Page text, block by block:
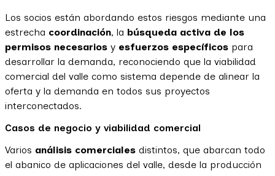
Los socios están abordando estos riesgos mediante una
estrecha coordinación, la búsqueda activa de los
permisos necesarios y esfuerzos específicos para
desarrollar la demanda, reconociendo que la viabilidad
comercial del valle como sistema depende de alinear la
oferta y la demanda en todos sus proyectos
interconectados.
Casos de negocio y viabilidad comercial
Varios análisis comerciales distintos, que abarcan todo
el abanico de aplicaciones del valle, desde la producción